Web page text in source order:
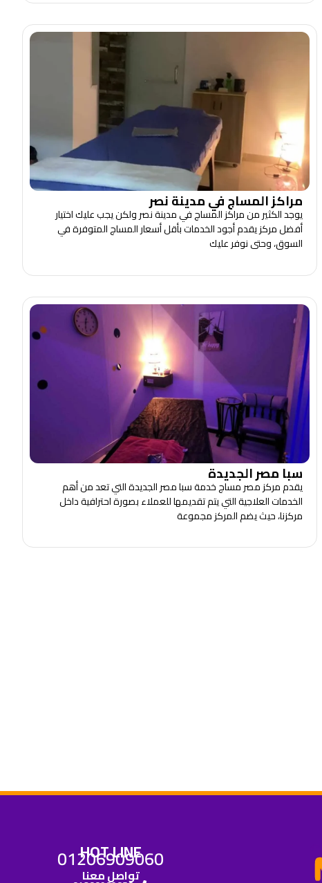
مراكز المساج في مدينة نصر
يوجد الكثير من مراكز المساج في مدينة نصر ولكن يجب عليك اختيار
أفضل مركز يقدم أجود الخدمات بأقل أسعار المساج المتوفرة في
السوق، وحتى نوفر عليك
سبا مصر الجديدة
يقدم مركز مصر مساج خدمة سبا مصر الجديدة التي تعد من أهم
الخدمات العلاجية التي يتم تقديمها للعملاء بصورة احترافية داخل
مركزنا، حيث يضم المركز مجموعة
HOT LINE
01206909060
تواصل معنا